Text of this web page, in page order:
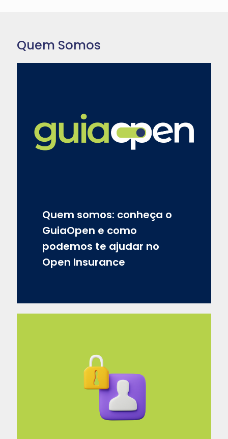
Quem Somos
Quem somos: conheça o
GuiaOpen e como
podemos te ajudar no
Open Insurance